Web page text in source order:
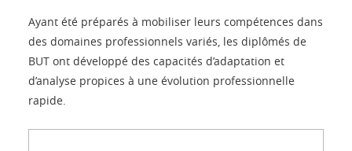
Ayant été préparés à mobiliser leurs compétences dans
des domaines professionnels variés, les diplômés de
BUT ont développé des capacités d’adaptation et
d’analyse propices à une évolution professionnelle
rapide.